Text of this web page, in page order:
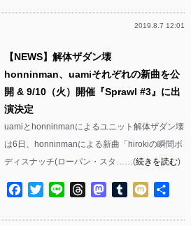
2019.8.7 12:01
【NEWS】解体ザダン壊
honninman、uamiそれぞれの新曲を公
開 & 9/10（火）開催『Sprawl #3』に出
演決定
uamiとhonninmanによるユニット解体ザダン壊
は6日、honninmanによる新曲「hirokiの瞬間ボ
ディスナッチ(ローパン・スタ……(続きを読む)
Facebook
TwitterLine ThreadsMastodon
Tumblr
Mixi